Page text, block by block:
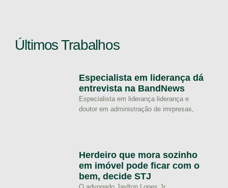
Últimos Trabalhos
Especialista em liderança dá
entrevista na BandNews
Especialista em liderança liderança e
doutor em administração de imrpresas,
Herdeiro que mora sozinho
em imóvel pode ficar com o
bem, decide STJ